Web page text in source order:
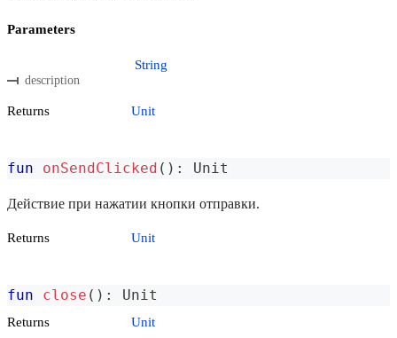
Parameters
description
String
Returns Unit
fun onSendClicked ( ) : Unit
Действие при нажатии кнопки отправки.
Returns Unit
fun close ( ) : Unit
Returns Unit